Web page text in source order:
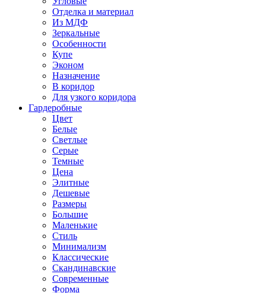
Отделка и материал
Из МДФ
Зеркальные
Особенности
Купе
Эконом
Назначение
В коридор
Для узкого коридора
Гардеробные
Цвет
Белые
Светлые
Серые
Темные
Цена
Элитные
Дешевые
Размеры
Большие
Маленькие
Стиль
Минимализм
Классические
Скандинавские
Современные
Форма